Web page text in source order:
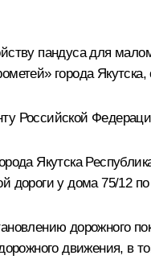
пандуса для
города
Российской
Якутска
дороги у дома 75/12
дорожного
движения, в